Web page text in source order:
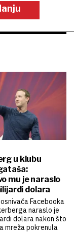
u klubu
mu je naraslo
dolara
Facebooka
naraslo je
dolara nakon što
mreža pokrenula